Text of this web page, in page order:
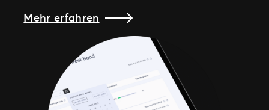
Mehr erfahren